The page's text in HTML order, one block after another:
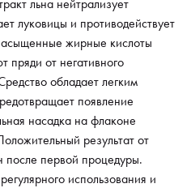
льна нейтрализует
луковицы и противодействует
жирные кислоты
от негативного
обладает легким
появление
насадка на флаконе
результат от
после первой процедуры.
использования и